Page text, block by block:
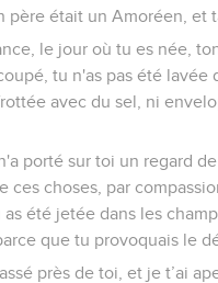
père était un Amoréen, et
le jour où tu es née,
tu n'as pas été lavée
avec du sel, ni
porté sur toi un regard
ces choses, par
as été jetée dans les
que tu provoquais le
près de toi, et je t’ai